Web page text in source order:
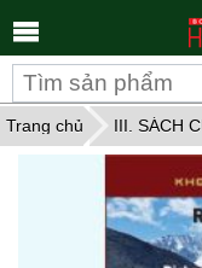
Trang chủ III. SÁCH